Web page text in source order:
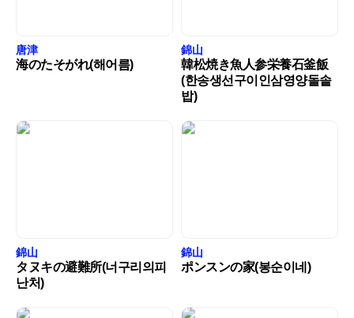
唐津
海のたそがれ(해어름)
錦山
韓松焼き魚人参栄養石釜飯
(한송생선구이인삼영양돌솥
밥)
錦山
タヌキの避難所(너구리의피
난처)
錦山
ポンスンの家(봉순이네)